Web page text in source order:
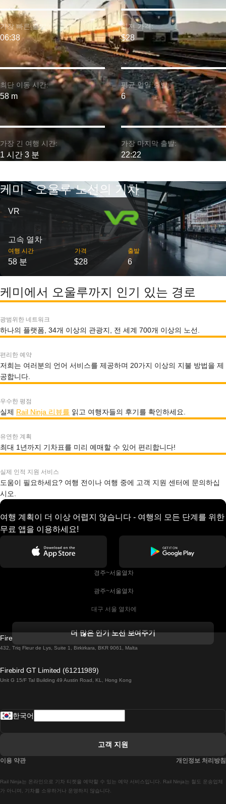
최단 이동 시간:
58 m
가장 빠른 출발:
06:38
가장 긴 여행 시간:
1 시간 3 분
최저 가격:
$28
평균 일일 출발:
6
가장 마지막 출발:
22:22
케미 - 오울루 노선의 기차
VR
고속 열차
여행 시간
58 분
가격
$28
출발
6
케미에서 오울루까지 인기 있는 경로
광범위한 네트워크
하나의 플랫폼, 34개 이상의 관광지, 전 세계 700개 이상의 노선.
편리한 예약
저희는 여러분의 언어 서비스를 제공하며 20가지 이상의 지불 방법을 제
공합니다.
우수한 평점
실제 Rail Ninja 리뷰를 읽고 여행자들의 후기를 확인하세요.
유연한 계획
최대 1년까지 기차표를 미리 예매할 수 있어 편리합니다!
실제 인적 지원 서비스
도움이 필요하세요? 여행 전이나 여행 중에 고객 지원 센터에 문의하십
시오.
여행 계획이 더 이상 어렵지 않습니다 - 여행의 모든 단계를 위한
무료 앱을 이용하세요!
경주~서울열차
광주~서울열차
대구 서울 열차에
더블린에서 골웨이 열차
로마에서 나폴리 열차
마드리드-리스본 열차
더 많은 인기 노선 보여주기
Firebird GT Limited (OC 1451)
432, Triq Fleur de Lys, Suite 1, Birkirkara, BKR 9061, Malta
Firebird GT Limited (61211989)
Unit G 15/F Tal Building 49 Austin Road, KL, Hong Kong
Rail Ninja는 온라인으로 기차 티켓을 예약할 수 있는 예약 서비스입니다. Rail Ninja는 철도 운송업체
가 아니며, 기차를 소유하거나 운영하지 않습니다.
한국어
고객 지원
이용 약관 개인정보 처리방침